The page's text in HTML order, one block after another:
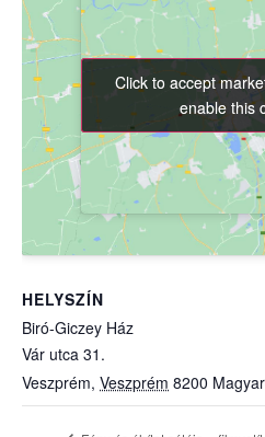
HELYSZÍN
Biró-Giczey Ház
Vár utca 31.
Veszprém, Veszprém 8200
Click to accept
enable this
Click to accept
enable this